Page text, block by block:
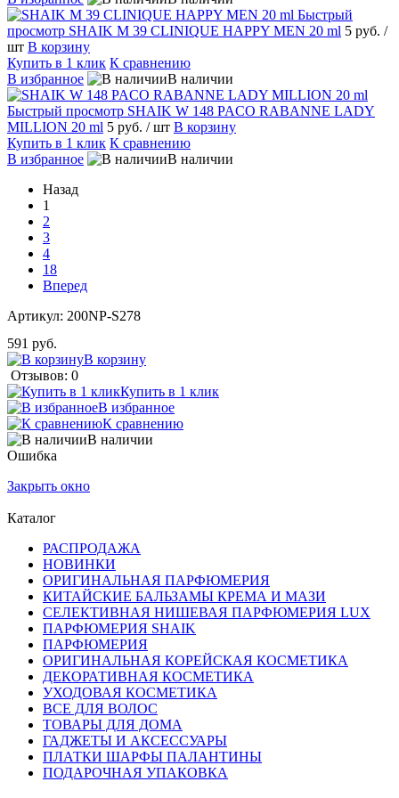
Быстрый
просмотр SHAIK M 39 CLINIQUE HAPPY MEN 20 ml 5 руб. /
шт В корзину
Купить в 1 клик К сравнению
В избранное
В наличии
Быстрый просмотр SHAIK W 148 PACO RABANNE LADY
MILLION 20 ml 5 руб. / шт В корзину
Купить в 1 клик К сравнению
В избранное
В наличии
Назад
1
2
3
4
18
Вперед
Артикул: 200NP-S278
591 руб.
В корзину
Отзывов: 0
Купить в 1 клик
В избранное
К сравнению
В наличии
Ошибка
Закрыть окно
Каталог
РАСПРОДАЖА
НОВИНКИ
ОРИГИНАЛЬНАЯ ПАРФЮМЕРИЯ
КИТАЙСКИЕ БАЛЬЗАМЫ КРЕМА И МАЗИ
СЕЛЕКТИВНАЯ НИШЕВАЯ ПАРФЮМЕРИЯ LUX
ПАРФЮМЕРИЯ SHAIK
ПАРФЮМЕРИЯ
ОРИГИНАЛЬНАЯ КОРЕЙСКАЯ КОСМЕТИКА
ДЕКОРАТИВНАЯ КОСМЕТИКА
УХОДОВАЯ КОСМЕТИКА
ВСЕ ДЛЯ ВОЛОС
ТОВАРЫ ДЛЯ ДОМА
ГАДЖЕТЫ И АКСЕССУАРЫ
ПЛАТКИ ШАРФЫ ПАЛАНТИНЫ
ПОДАРОЧНАЯ УПАКОВКА